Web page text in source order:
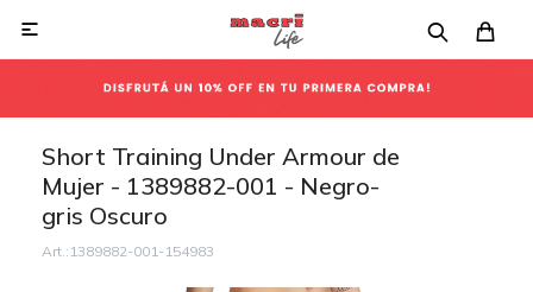

Short Training Under Armour de
Mujer - 1389882-001 - Negro-
gris Oscuro
1389882-001-154983